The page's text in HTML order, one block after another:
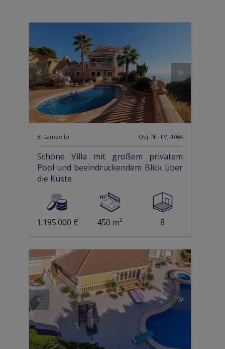
El Campello Obj. Nr. FVJ-1064
Schöne Villa mit großem privatem
Pool und beeindruckendem Blick über
die Küste
1.195.000 € 450 m² 8